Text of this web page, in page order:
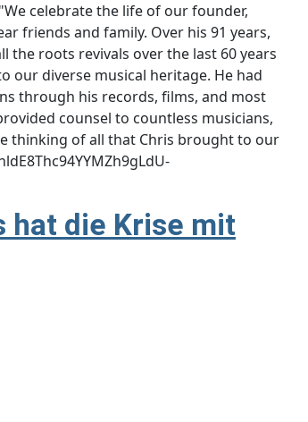
celebrate the life of our founder,
friends and family. Over his 91 years,
the roots revivals over the last 60 years
our diverse musical heritage. He had
through his records, films, and most
counsel to countless musicians,
thinking of all that Chris brought to our
hat die Krise mit